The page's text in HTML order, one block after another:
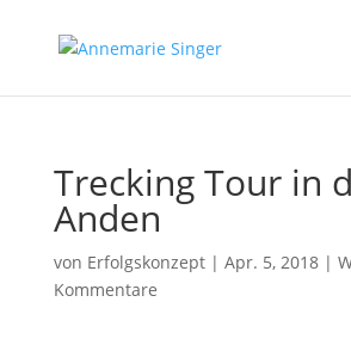
Trecking Tour in
Anden
von Erfolgskonzept| Apr. 5, 2018|
Kommentare